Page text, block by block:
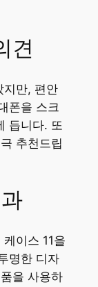
견
지만, 편안
폰을 스크
듭니다. 또
추천드립
이스 11을
명한 디자
을 사용하